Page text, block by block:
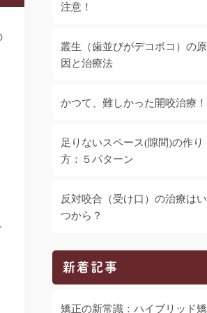
注意！
叢生（歯並びがデコボコ）の原
因と治療法
かつて、難しかった開咬治療！
足りないスペース(隙間)の作り
方：５パターン
反対咬合（受け口）の治療はい
つから？
新着記事
矯正の新常識：ハイブリッド矯